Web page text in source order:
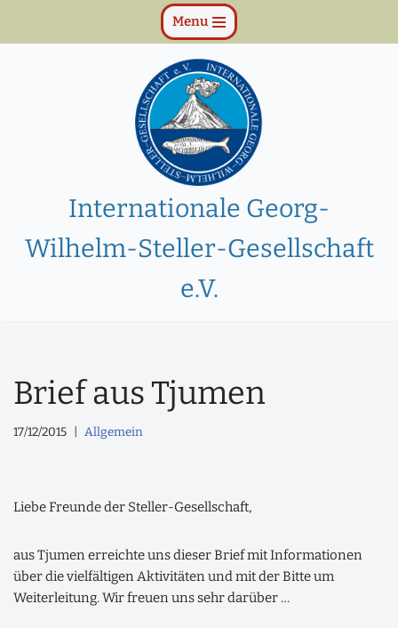
Zum
Menu
Internationale Georg-
Wilhelm-Steller-Gesellschaft
e.V.
Brief aus Tjumen
17/12/2015 Allgemein
Liebe Freunde der Steller-Gesellschaft,
aus Tjumen erreichte uns dieser Brief mit Informationen
über die vielfältigen Aktivitäten und mit der Bitte um
Weiterleitung. Wir freuen uns sehr darüber …